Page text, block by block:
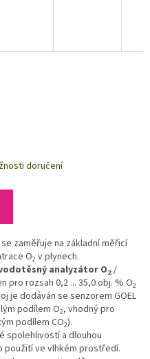
doručení
zaměřuje na základní měřicí
O2 v plynech.
analyzátor O2 /
pro rozsah 0,2 ... 35,0 obj. % O2
je dodáván se senzorem GOEL
podílem O2, vhodný pro
podílem CO2).
spolehlivostí a dlouhou
použití ve vlhkém prostředí.